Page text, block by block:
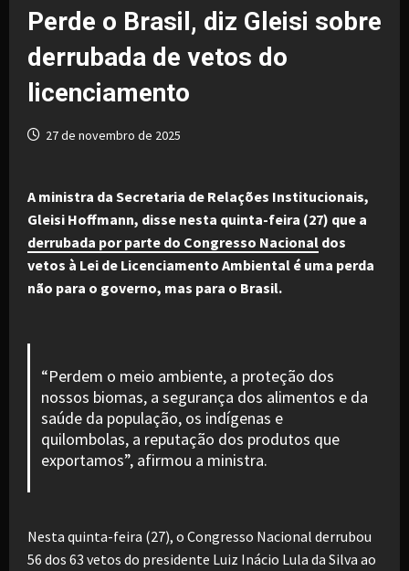
Perde o Brasil, diz Gleisi sobre
derrubada de vetos do
licenciamento
27 de novembro de 2025
A ministra da Secretaria de Relações Institucionais,
Gleisi Hoffmann, disse nesta quinta-feira (27) que a
derrubada por parte do Congresso Nacional dos
vetos à Lei de Licenciamento Ambiental é uma perda
não para o governo, mas para o Brasil.
“Perdem o meio ambiente, a proteção dos
nossos biomas, a segurança dos alimentos e da
saúde da população, os indígenas e
quilombolas, a reputação dos produtos que
exportamos”, afirmou a ministra.
Nesta quinta-feira (27), o Congresso Nacional derrubou
56 dos 63 vetos do presidente Luiz Inácio Lula da Silva ao